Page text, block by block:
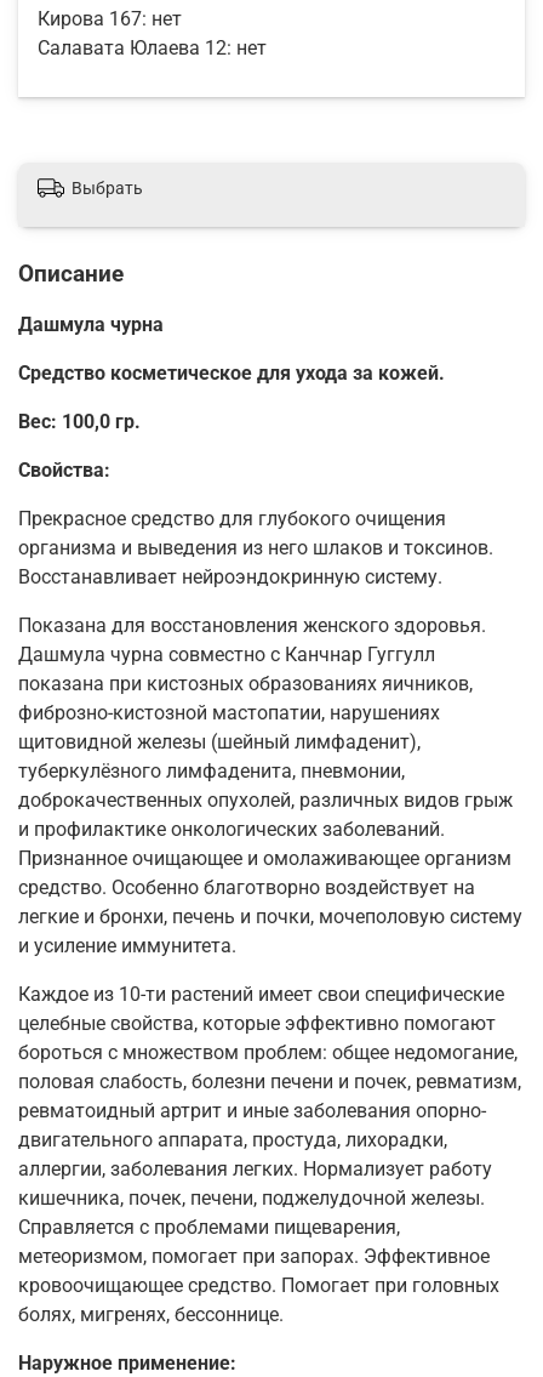
Кирова 167: нет
Салавата Юлаева 12: нет
Выбрать
Описание
Дашмула чурна
Средство косметическое для ухода за кожей.
Вес: 100,0 гр.
Свойства:
Прекрасное средство для глубокого очищения
организма и выведения из него шлаков и токсинов.
Восстанавливает нейроэндокринную систему.
Показана для восстановления женского здоровья.
Дашмула чурна совместно с Канчнар Гуггулл
показана при кистозных образованиях яичников,
фиброзно-кистозной мастопатии, нарушениях
щитовидной железы (шейный лимфаденит),
туберкулёзного лимфаденита, пневмонии,
доброкачественных опухолей, различных видов грыж
и профилактике онкологических заболеваний.
Признанное очищающее и омолаживающее организм
средство. Особенно благотворно воздействует на
легкие и бронхи, печень и почки, мочеполовую систему
и усиление иммунитета.
Каждое из 10-ти растений имеет свои специфические
целебные свойства, которые эффективно помогают
бороться с множеством проблем: общее недомогание,
половая слабость, болезни печени и почек, ревматизм,
ревматоидный артрит и иные заболевания опорно-
двигательного аппарата, простуда, лихорадки,
аллергии, заболевания легких. Нормализует работу
кишечника, почек, печени, поджелудочной железы.
Справляется с проблемами пищеварения,
метеоризмом, помогает при запорах. Эффективное
кровоочищающее средство. Помогает при головных
болях, мигренях, бессоннице.
Наружное применение: